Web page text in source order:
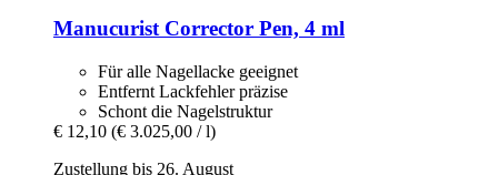
ManucuristCorrector Pen, 4 ml
Für alle Nagellacke geeignet
Entfernt Lackfehler präzise
Schont die Nagelstruktur
€ 12,10 (€ 3.025,00 / l)
Zustellung bis 26. August